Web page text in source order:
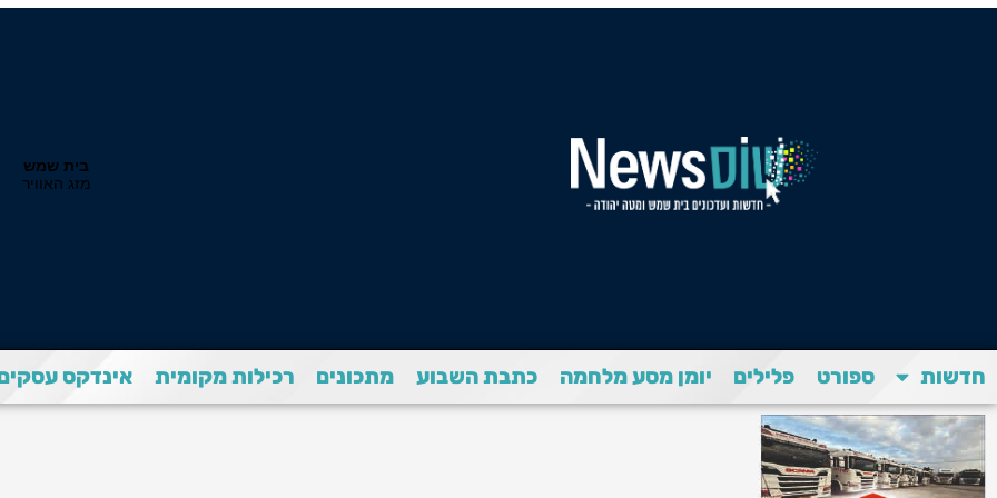
חדשות ספורט פלילים יומן מסע מלחמה כתבת השבוע מתכונים רכילות מקומית אינדקס